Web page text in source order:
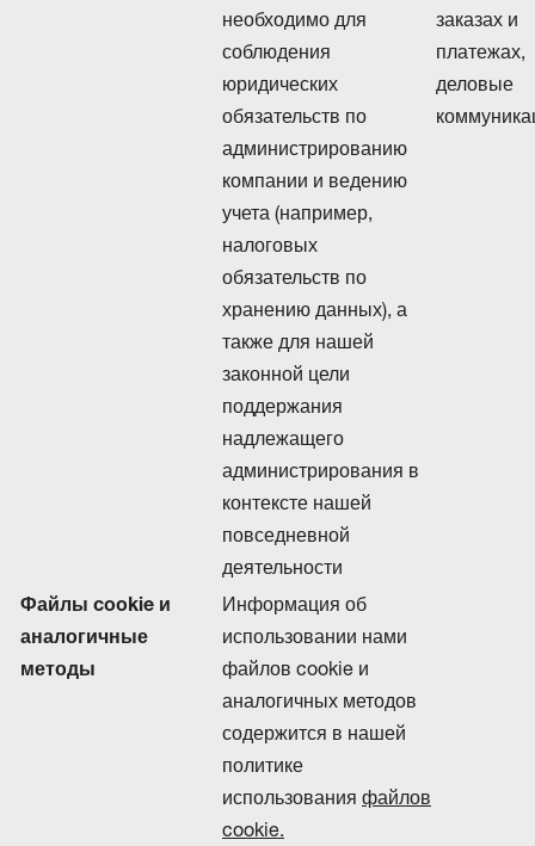
необходимо для
соблюдения
юридических
обязательств по
администрированию
компании и ведению
учета (например,
налоговых
обязательств по
хранению данных), а
также для нашей
законной цели
поддержания
надлежащего
администрирования в
контексте нашей
повседневной
деятельности
заказах и
платежах,
деловые
Файлы cookie и
аналогичные
методы
Информация об
использовании нами
файлов cookie и
аналогичных методов
содержится в нашей
политике
использования файлов
cookie.